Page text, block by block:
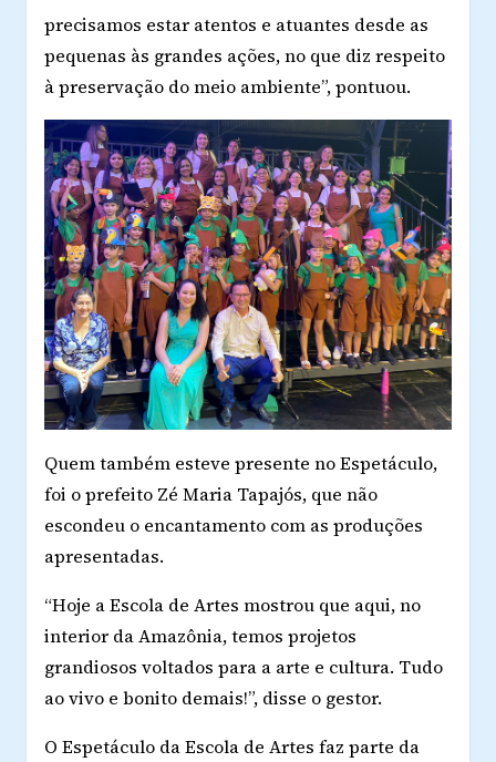
precisamos estar atentos e atuantes desde as
pequenas às grandes ações, no que diz respeito
à preservação do meio ambiente”, pontuou.
Quem também esteve presente no Espetáculo,
foi o prefeito Zé Maria Tapajós, que não
escondeu o encantamento com as produções
apresentadas.
“Hoje a Escola de Artes mostrou que aqui, no
interior da Amazônia, temos projetos
grandiosos voltados para a arte e cultura. Tudo
ao vivo e bonito demais!”, disse o gestor.
O Espetáculo da Escola de Artes faz parte da